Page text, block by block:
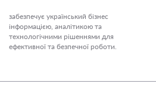
забезпечує український бізнес
інформацією, аналітикою та
технологічними рішеннями для
ефективної та безпечної роботи.